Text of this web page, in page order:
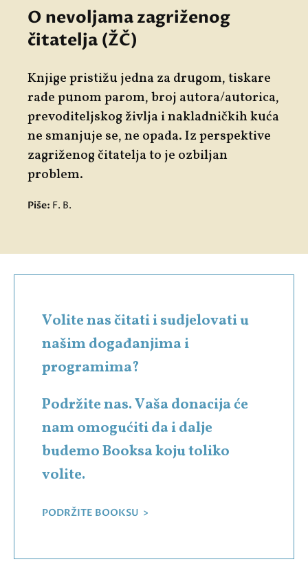
O nevoljama zagriženog
čitatelja (ŽČ)
Knjige pristižu jedna za drugom, tiskare
rade punom parom, broj autora/autorica,
prevoditeljskog življa i nakladničkih kuća
ne smanjuje se, ne opada. Iz perspektive
zagriženog čitatelja to je ozbiljan
problem.
Piše: F. B.
Volite nas čitati i sudjelovati u
našim događanjima i
programima?
Podržite nas. Vaša donacija će
nam omogućiti da i dalje
budemo Booksa koju toliko
volite.
PODRŽITE BOOKSU >